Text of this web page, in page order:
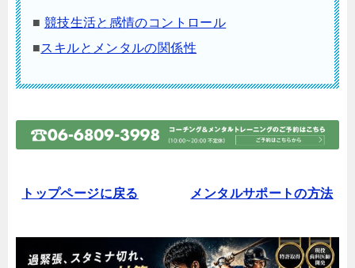
■ 競技生活と感情のコントロール
■スキルとメンタルの関係性
トップページに戻る メンタルサポートの方法